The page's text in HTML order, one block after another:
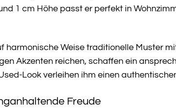
1 cm Höhe passt er perfekt in
harmonische Weise traditionelle Muster
Akzenten reichen, schaffen ein
Look verleihen ihm einen
Freude